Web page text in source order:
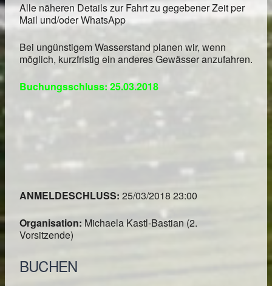
Alle näheren Details zur Fahrt zu gegebener Zeit per
Mail und/oder WhatsApp
Bei ungünstigem Wasserstand planen wir, wenn
möglich, kurzfristig ein anderes Gewässer anzufahren.
Buchungsschluss: 25.03.2018
ANMELDESCHLUSS: 25/03/2018 23:00
Organisation: Michaela Kastl-Bastian (2.
Vorsitzende)
BUCHEN